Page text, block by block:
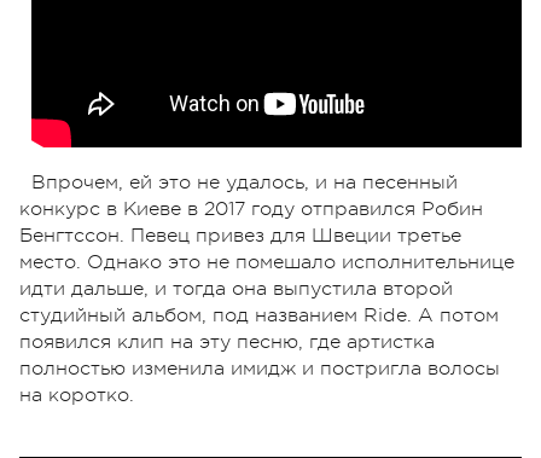
Впрочем, ей это не удалось, и на песенный
конкурс в Киеве в 2017 году отправился Робин
Бенгтссон. Певец привез для Швеции третье
место. Однако это не помешало исполнительнице
идти дальше, и тогда она выпустила второй
студийный альбом, под названием Ride. А потом
появился клип на эту песню, где артистка
полностью изменила имидж и постригла волосы
на коротко.